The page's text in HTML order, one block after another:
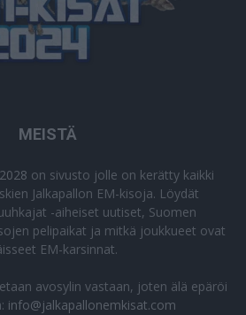
MEISTÄ
on sivusto jolle on kerätty kaikki
Jalkapallon EM-kisoja. Löydät
-aiheiset uutiset, Suomen
pelipaikat ja mitkä joukkueet ovat
EM-karsinnat.
avosylin vastaan, joten älä epäröi
info@jalkapallonemkisat.com